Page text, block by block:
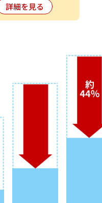
詳細を見る